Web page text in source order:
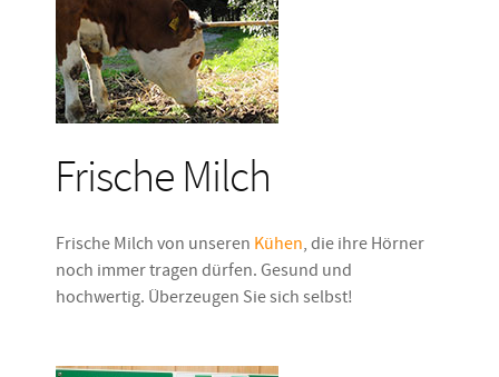
Frische Milch
Frische Milch von unseren Kühen, die ihre Hörner
noch immer tragen dürfen. Gesund und
hochwertig. Überzeugen Sie sich selbst!